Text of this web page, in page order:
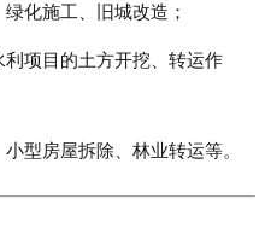
化施工、旧城改造；
项目的土方开挖、转运作
型房屋拆除、林业转运等。